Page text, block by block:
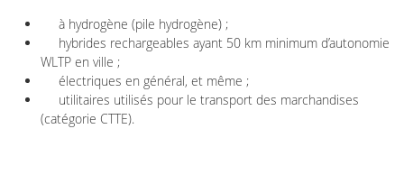
à hydrogène (pile hydrogène) ;
hybrides rechargeables ayant 50 km minimum d’autonomie
WLTP en ville ;
électriques en général, et même ;
utilitaires utilisés pour le transport des marchandises
(catégorie CTTE).